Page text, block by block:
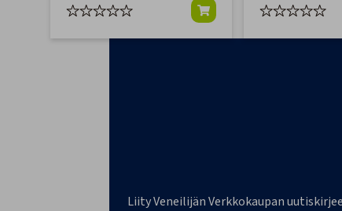
Liity Veneilijän Verkkokaupan